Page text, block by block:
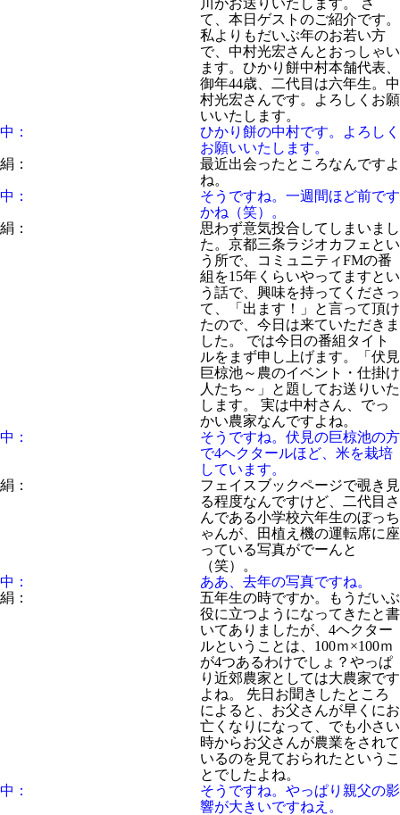
川がお送りいたします。 さ
て、本日ゲストのご紹介です。
私よりもだいぶ年のお若い方
で、中村光宏さんとおっしゃい
ます。ひかり餅中村本舗代表、
御年44歳、二代目は六年生。中
村光宏さんです。よろしくお願
いいたします。
中：
ひかり餅の中村です。よろしく
お願いいたします。
絹：
最近出会ったところなんですよ
ね。
中：
そうですね。一週間ほど前です
かね（笑）。
絹：
思わず意気投合してしまいまし
た。京都三条ラジオカフェとい
う所で、コミュニティFMの番
組を15年くらいやってますとい
う話で、興味を持ってくださっ
て、「出ます！」と言って頂け
たので、今日は来ていただきま
した。 では今日の番組タイト
ルをまず申し上げます。「伏見
巨椋池～農のイベント・仕掛け
人たち～」と題してお送りいた
します。 実は中村さん、でっ
かい農家なんですよね。
中：
そうですね。伏見の巨椋池の方
で4ヘクタールほど、米を栽培
しています。
絹：
フェイスブックページで覗き見
る程度なんですけど、二代目さ
んである小学校六年生のぼっち
ゃんが、田植え機の運転席に座
っている写真がでーんと
（笑）。
中：
ああ、去年の写真ですね。
絹：
五年生の時ですか。もうだいぶ
役に立つようになってきたと書
いてありましたが、4ヘクター
ルということは、100ｍ×100ｍ
が4つあるわけでしょ？やっぱ
り近郊農家としては大農家です
よね。 先日お聞きしたところ
によると、お父さんが早くにお
亡くなりになって、でも小さい
時からお父さんが農業をされて
いるのを見ておられたというこ
とでしたよね。
中：
そうですね。やっぱり親父の影
響が大きいですねえ。